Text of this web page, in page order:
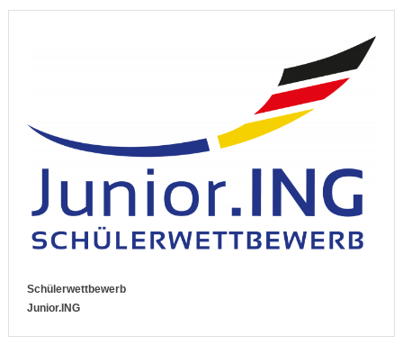
Schülerwettbewerb
Junior.ING